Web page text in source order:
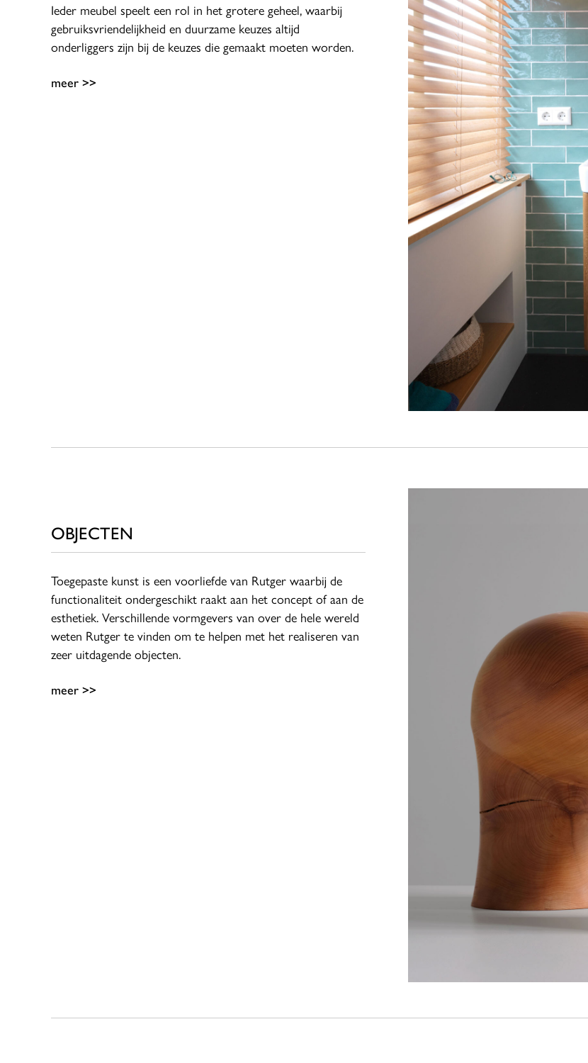
Ieder meubel speelt een rol in het grotere geheel, waarbij
gebruiksvriendelijkheid en duurzame keuzes altijd
onderliggers zijn bij de keuzes die gemaakt moeten worden.
meer >>
OBJECTEN
Toegepaste kunst is een voorliefde van Rutger waarbij de
functionaliteit ondergeschikt raakt aan het concept of aan de
esthetiek. Verschillende vormgevers van over de hele wereld
weten Rutger te vinden om te helpen met het realiseren van
zeer uitdagende objecten.
meer >>